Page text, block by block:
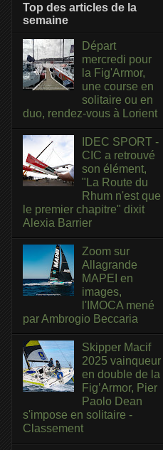
Top des articles de la
semaine
Départ
mercredi pour
la Fig'Armor,
une course en
solitaire ou en
duo, rendez-vous à Lorient
IDEC SPORT -
CIC a retrouvé
son élément,
"La Route du
Rhum n'est que
le premier chapitre" dixit
Alexia Barrier
Zoom sur
Allagrande
MAPEI en
images,
l'IMOCA mené
par Ambrogio Beccaria
Skipper Macif
2025 vainqueur
en double de la
Fig’Armor, Pier
Paolo Dean
s'impose en solitaire -
Classement